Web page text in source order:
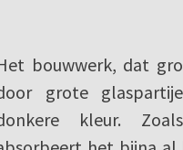
bouwwerk, dat
grote
kleur.